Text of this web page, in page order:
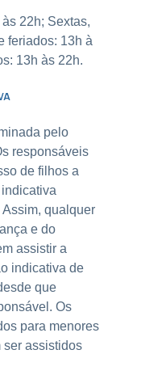
22h; Sextas,
feriados: 13h à
13h às 22h.
pelo
responsáveis
de filhos a
qualquer
e do
assistir a
indicativa de
que
Os
para menores
ser assistidos